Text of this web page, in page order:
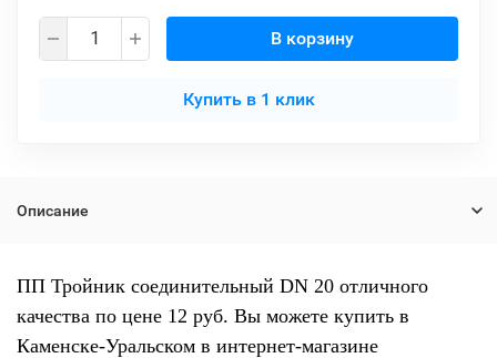
В корзину
Купить в 1 клик
Описание
ПП Тройник соединительный DN 20 отличного
качества по цене 12 руб. Вы можете купить в
Каменске-Уральском в интернет-магазине